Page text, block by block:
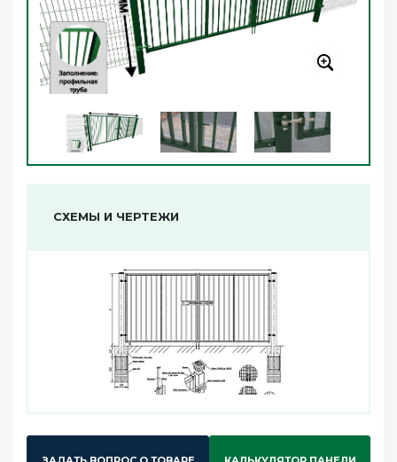
СХЕМЫ И ЧЕРТЕЖИ